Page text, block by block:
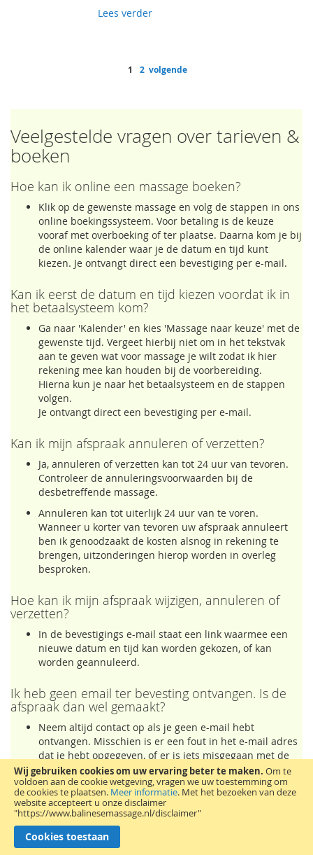
Wij gebruiken cookies om uw ervaring beter te maken. Om te
voldoen aan de cookie wetgeving, vragen we uw toestemming om
de cookies te plaatsen. Meer informatie. Met het bezoeken van deze
website accepteert u onze disclaimer
"https://www.balinesemassage.nl/disclaimer"
Cookies toestaan
Lees verder
Pagina
U lees momenteel pagina
1 Pagina
2 Pagina
volgende
Veelgestelde vragen over tarieven &
boeken
Hoe kan ik online een massage boeken?
Klik op de gewenste massage en volg de stappen in ons
online boekingssysteem. Voor betaling is de keuze
vooraf met overboeking of ter plaatse. Daarna kom je bij
de online kalender waar je de datum en tijd kunt
kiezen. Je ontvangt direct een bevestiging per e-mail.
Kan ik eerst de datum en tijd kiezen voordat ik in
het betaalsysteem kom?
Ga naar 'Kalender' en kies 'Massage naar keuze' met de
gewenste tijd. Vergeet hierbij niet om in het tekstvak
aan te geven wat voor massage je wilt zodat ik hier
rekening mee kan houden bij de voorbereiding.
Hierna kun je naar het betaalsysteem en de stappen
volgen.
Je ontvangt direct een bevestiging per e-mail.
Kan ik mijn afspraak annuleren of verzetten?
Ja, annuleren of verzetten kan tot 24 uur van tevoren.
Controleer de annuleringsvoorwaarden bij de
desbetreffende massage.
Annuleren kan tot uiterlijk 24 uur van te voren.
Wanneer u korter van tevoren uw afspraak annuleert
ben ik genoodzaakt de kosten alsnog in rekening te
brengen, uitzonderingen hierop worden in overleg
besproken.
Hoe kan ik mijn afspraak wijzigen, annuleren of
verzetten?
In de bevestigings e-mail staat een link waarmee een
nieuwe datum en tijd kan worden gekozen, of kan
worden geannuleerd.
Ik heb geen email ter bevesting ontvangen. Is de
afspraak dan wel gemaakt?
Neem altijd contact op als je geen e-mail hebt
ontvangen. Misschien is er een fout in het e-mail adres
dat je hebt opgegeven, of er is iets misgegaan met de
reservering. Het is niet zeker dat de afspraak is geboekt.
Neem zeker contact op als je geen e-mail hebt
ontvangenom duidelijkheid te krijgen of de afspraak is
doorgekomen, zodat je niet voor niks komt.
Wat moet ik meenemen naar mijn afspraak?